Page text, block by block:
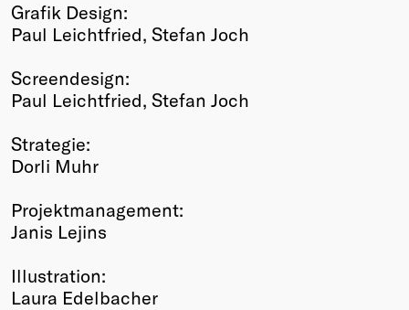
Grafik Design:
Paul Leichtfried, Stefan Joch
Screendesign:
Paul Leichtfried, Stefan Joch
Strategie:
Dorli Muhr
Projektmanagement:
Janis Lejins
Illustration:
Laura Edelbacher